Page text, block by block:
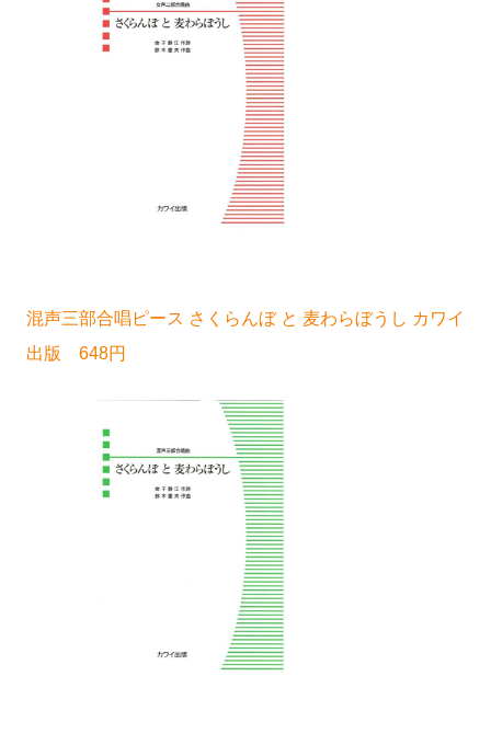
混声三部合唱ピース さくらんぼ と 麦わらぼうし カワイ
出版 648円